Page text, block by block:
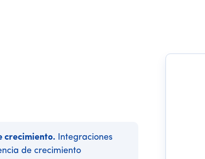
crecimiento. Integraciones
de crecimiento